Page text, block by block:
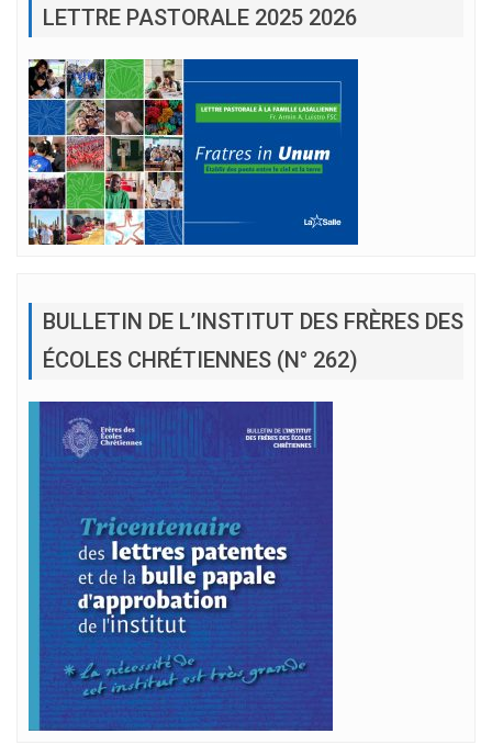
LETTRE PASTORALE 2025 2026
BULLETIN DE L’INSTITUT DES FRÈRES DES
ÉCOLES CHRÉTIENNES (N° 262)